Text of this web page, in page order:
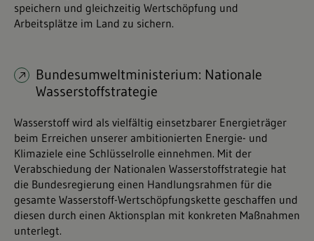
speichern und gleichzeitig Wertschöpfung und
Arbeitsplätze im Land zu sichern.
Bundesumweltministerium: Nationale
Wasserstoffstrategie
Wasserstoff wird als vielfältig einsetzbarer Energieträger
beim Erreichen unserer ambitionierten Energie- und
Klimaziele eine Schlüsselrolle einnehmen. Mit der
Verabschiedung der Nationalen Wasserstoffstrategie hat
die Bundesregierung einen Handlungsrahmen für die
gesamte Wasserstoff-Wertschöpfungskette geschaffen und
diesen durch einen Aktionsplan mit konkreten Maßnahmen
unterlegt.